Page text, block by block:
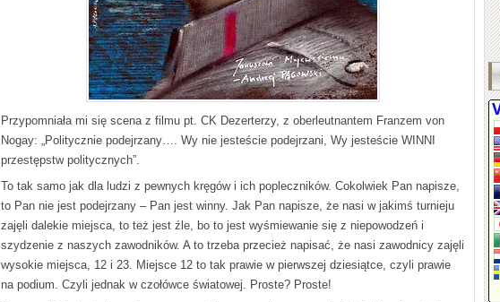
Przypomniała mi się scena z filmu pt. CK Dezerterzy, z oberleutnantem Franzem von
Nogay: „Politycznie podejrzany…. Wy nie jesteście podejrzani, Wy jesteście WINNI
przestępstw politycznych”.
To tak samo jak dla ludzi z pewnych kręgów i ich popleczników. Cokolwiek Pan napisze,
to Pan nie jest podejrzany – Pan jest winny. Jak Pan napisze, że nasi w jakimś turnieju
zajęli dalekie miejsca, to też jest źle, bo to jest wyśmiewanie się z niepowodzeń i
szydzenie z naszych zawodników. A to trzeba przecież napisać, że nasi zawodnicy zajęli
wysokie miejsca, 12 i 23. Miejsce 12 to tak prawie w pierwszej dziesiątce, czyli prawie
na podium. Czyli jednak w czołówce światowej. Proste? Proste!